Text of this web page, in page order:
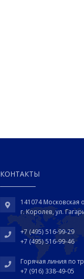
КОНТАКТЫ
141074 Московская
г. Королев, ул.
+7 (495) 516-99-29
+7 (495) 516-99-46
Горячая линия по
+7 (916) 338-49-05